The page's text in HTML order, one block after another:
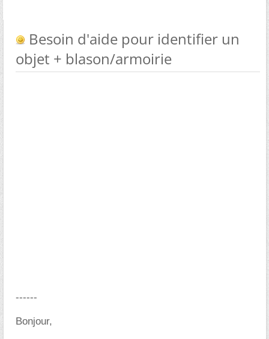
Besoin d'aide pour identifier un
objet + blason/armoirie
------
Bonjour,